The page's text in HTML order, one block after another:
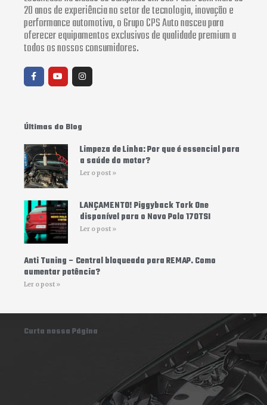
20 anos de experiência no setor de tecnologia, inovação e
performance automotiva, o Grupo CPS Auto nasceu para
oferecer equipamentos exclusivos de qualidade premium a
todos os nossos consumidores.
F
a
c
k
f
Y
o
u
I
n
s
a
Últimas do Blog
Limpeza de Linha: Por que é essencial para
a saúde do motor?
Ler o post »
LANÇAMENTO! Piggyback Tork One
disponível para o Novo Polo 170TSI
Ler o post »
Anti Tuning – Central bloqueada para REMAP. Como
aumentar potência?
Ler o post »
Curta nossa Página